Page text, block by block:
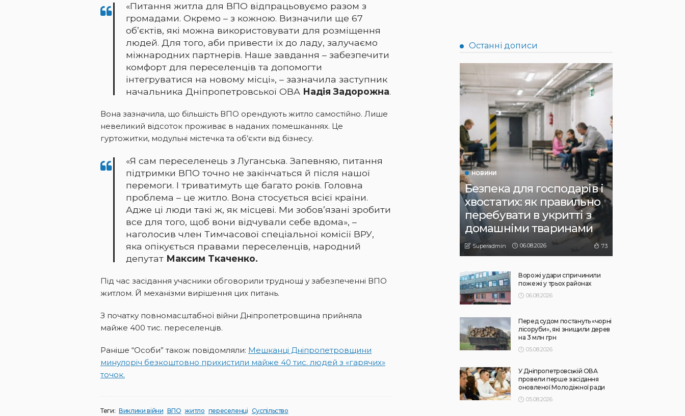
«Питання житла для ВПО відпрацьовуємо разом з
громадами. Окремо – з кожною. Визначили ще 67
об’єктів, які можна використовувати для розміщення
людей. Для того, аби привести їх до ладу, залучаємо
міжнародних партнерів. Наше завдання – забезпечити
комфорт для переселенців та допомогти
інтегруватися на новому місці», – зазначила заступник
начальника Дніпропетровської ОВА Надія Задорожна.
Вона зазначила, що більшість ВПО орендують житло самостійно. Лише
невеликий відсоток проживає в наданих помешканнях. Це
гуртожитки, модульні містечка та об’єкти від бізнесу.
«Я сам переселенець з Луганська. Запевняю, питання
підтримки ВПО точно не закінчаться й після нашої
перемоги. І триватимуть ще багато років. Головна
проблема – це житло. Вона стосується всієї країни.
Адже ці люди такі ж, як місцеві. Ми зобов’язані зробити
все для того, щоб вони відчували себе вдома», –
наголосив член Тимчасової спеціальної комісії ВРУ,
яка опікується правами переселенців, народний
депутат Максим Ткаченко.
Під час засідання учасники обговорили труднощі у забезпеченні ВПО
житлом. Й механізми вирішення цих питань.
З початку повномасштабної війни Дніпропетровщина прийняла
майже 400 тис. переселенців.
Раніше “Особи” також повідомляли: Мешканці Дніпропетровщини
минулоріч безкоштовно прихистили майже 40 тис. людей з «гарячих»
точок.
Теги: Виклики війни ВПО житло переселенці Суспільство
Останні дописи
НОВИНИ
Безпека для господарів і
хвостатих: як правильно
перебувати в укритті з
домашніми тваринами
Superadmin 06.08.2026 73
Ворожі удари спричинили
пожежі у трьох районах
06.08.2026
Перед судом постануть «чорні
лісоруби», які знищили дерев
на 3 млн грн
05.08.2026
У Дніпропетровській ОВА
провели перше засідання
оновленої Молодіжної ради
05.08.2026